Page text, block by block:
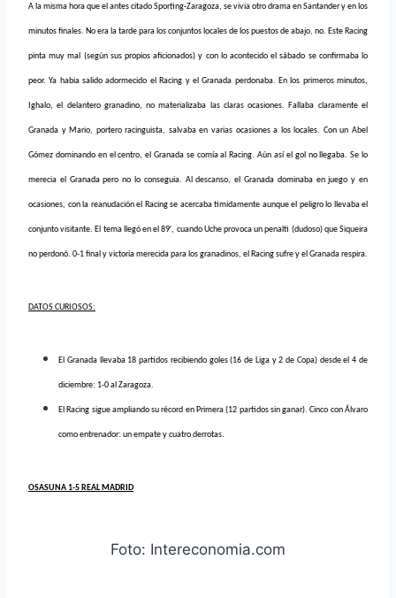
A la misma hora que el antes citado Sporting-Zaragoza, se vivia otro drama en Santander y en los
minutos finales. No era la tarde para los conjuntos locales de los puestos de abajo, no. Este Racing
pinta muy mal (según sus propios aficionados) y con lo acontecido el sábado se confirmaba lo
peor. Ya habia salido adormecido el Racing y el Granada perdonaba. En los primeros minutos,
Ighalo, el delantero granadino, no materializaba las claras ocasiones. Fallaba claramente el
Granada y Mario, portero racinguista, salvaba en varias ocasiones a los locales. Con un Abel
Gómez dominando en el centro, el Granada se comía al Racing. Aún así el gol no llegaba. Se lo
merecia el Granada pero no lo conseguia. Al descanso, el Granada dominaba en juego y en
ocasiones, con la reanudación el Racing se acercaba tímidamente aunque el peligro lo llevaba el
conjunto visitante. El tema llegó en el 89′, cuando Uche provoca un penalti (dudoso) que Siqueira
no perdonó. 0-1 final y victoria merecida para los granadinos, el Racing sufre y el Granada respira.
DATOS CURIOSOS:
El Granada llevaba 18 partidos recibiendo goles (16 de Liga y 2 de Copa) desde el 4 de
diciembre: 1-0 al Zaragoza.
El Racing sigue ampliando su récord en Primera (12 partidos sin ganar). Cinco con Álvaro
como entrenador: un empate y cuatro derrotas.
OSASUNA 1-5 REAL MADRID
Foto: Intereconomia.com